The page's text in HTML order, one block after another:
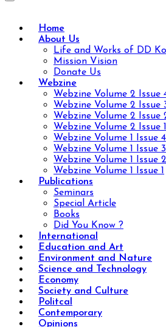
Home
About Us
Life and Works of DD
Mission Vision
Donate Us
Webzine
Webzine Volume 2 Issue
Webzine Volume 2 Issue
Webzine Volume 2 Issue
Webzine Volume 2 Issue 1
Webzine Volume 1 Issue 4
Webzine Volume 1 Issue 3
Webzine Volume 1 Issue 2
Webzine Volume 1 Issue 1
Publications
Seminars
Special Article
Books
Did You Know ?
International
Education and Art
Environment and Nature
Science and Technology
Economy
Society and Culture
Politcal
Contemporary
Opinions